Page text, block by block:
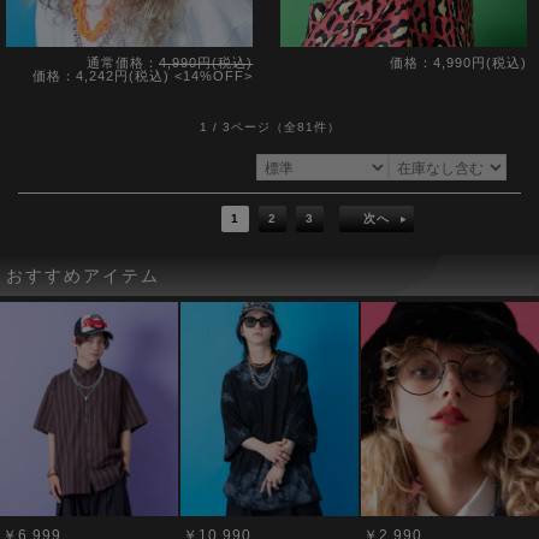
通常価格：4,990円(税込)
価格：4,242円(税込)<14%OFF>
価格：4,990円(税込)
1 / 3ページ （全81件）
1 2 3 次へ
おすすめアイテム
￥6,999 ￥10,990 ￥2,990